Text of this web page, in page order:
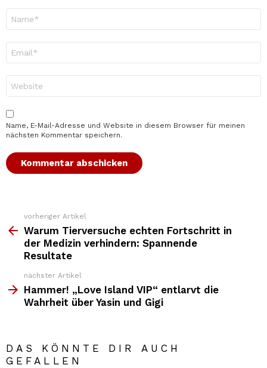
Mail-
Adresse
*
Name, E-Mail-Adresse und Website in diesem Browser für meinen
nächsten Kommentar speichern.
Weitere
Top
News
vorheriger Artikel
Warum Tierversuche echten Fortschritt in
der Medizin verhindern: Spannende
Resultate
nächster Artikel
Hammer! „Love Island VIP“ entlarvt die
Wahrheit über Yasin und Gigi
DAS KÖNNTE DIR AUCH
GEFALLEN